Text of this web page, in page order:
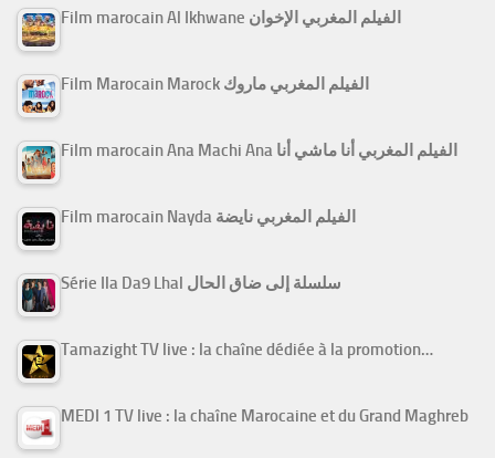
Film marocain Al Ikhwane الفيلم المغربي الإخوان
Film Marocain Marock الفيلم المغربي ماروك
Film marocain Ana Machi Ana الفيلم المغربي أنا ماشي أنا
Film marocain Nayda الفيلم المغربي نايضة
Série Ila Da9 Lhal سلسلة إلى ضاق الحال
Tamazight TV live : la chaîne dédiée à la promotion…
MEDI 1 TV live : la chaîne Marocaine et du Grand Maghreb